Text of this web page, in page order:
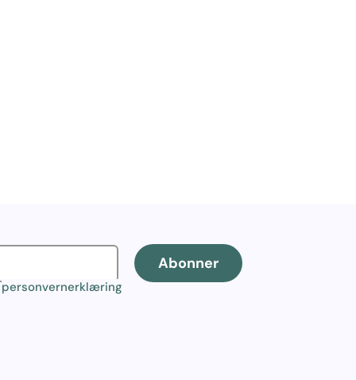
Abonner
personvernerklæring